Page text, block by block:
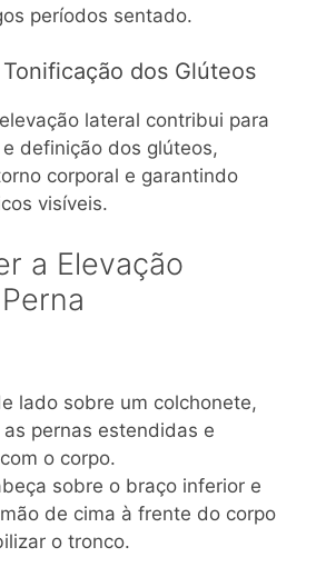
períodos sentado.
dos Glúteos
lateral contribui para
definição dos glúteos,
corporal e garantindo
visíveis.
a Elevação
lado sobre um colchonete,
pernas estendidas e
o corpo.
sobre o braço inferior e
de cima à frente do corpo
o tronco.